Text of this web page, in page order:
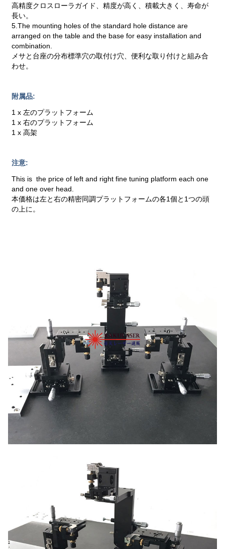
高精度クロスローラガイド、精度が高く、積載大きく、寿命が
長い。
5.The mounting holes of the standard hole distance are
arranged on the table and the base for easy installation and
combination.
メサと台座の分布標準穴の取付け穴、便利な取り付けと組み合
わせ。
附属品:
1 x 左のプラットフォーム
1 x 右のプラットフォーム
1 x 高架
注意:
This is the price of left and right fine tuning platform each one
and one over head.
本価格は左と右の精密同調プラットフォームの各1個と1つの頭
の上に。